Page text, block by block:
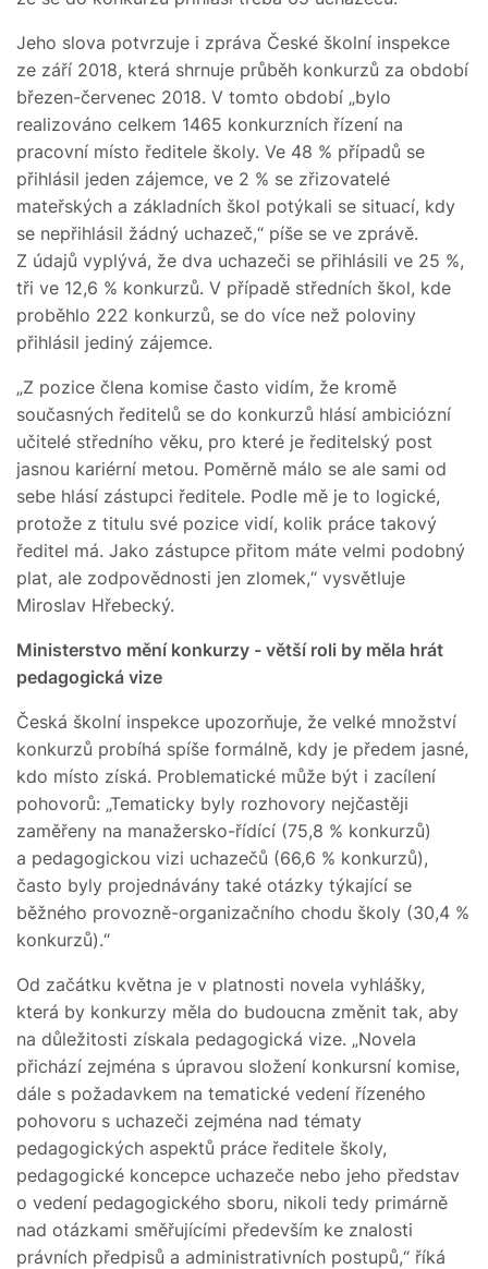
Jeho slova potvrzuje i zpráva České školní inspekce
ze září 2018, která shrnuje průběh konkurzů za období
březen-červenec 2018. V tomto období „bylo
realizováno celkem 1465 konkurzních řízení na
pracovní místo ředitele školy. Ve 48 % případů se
přihlásil jeden zájemce, ve 2 % se zřizovatelé
mateřských a základních škol potýkali se situací, kdy
se nepřihlásil žádný uchazeč,“ píše se ve zprávě.
Z údajů vyplývá, že dva uchazeči se přihlásili ve 25 %,
tři ve 12,6 % konkurzů. V případě středních škol, kde
proběhlo 222 konkurzů, se do více než poloviny
přihlásil jediný zájemce.
„Z pozice člena komise často vidím, že kromě
současných ředitelů se do konkurzů hlásí ambiciózní
učitelé středního věku, pro které je ředitelský post
jasnou kariérní metou. Poměrně málo se ale sami od
sebe hlásí zástupci ředitele. Podle mě je to logické,
protože z titulu své pozice vidí, kolik práce takový
ředitel má. Jako zástupce přitom máte velmi podobný
plat, ale zodpovědnosti jen zlomek,“ vysvětluje
Miroslav Hřebecký.
Ministerstvo mění konkurzy - větší roli by měla hrát
pedagogická vize
Česká školní inspekce upozorňuje, že velké množství
konkurzů probíhá spíše formálně, kdy je předem jasné,
kdo místo získá. Problematické může být i zacílení
pohovorů: „Tematicky byly rozhovory nejčastěji
zaměřeny na manažersko-řídící (75,8 % konkurzů)
a pedagogickou vizi uchazečů (66,6 % konkurzů),
často byly projednávány také otázky týkající se
běžného provozně-organizačního chodu školy (30,4 %
konkurzů).“
Od začátku května je v platnosti novela vyhlášky,
která by konkurzy měla do budoucna změnit tak, aby
na důležitosti získala pedagogická vize. „Novela
přichází zejména s úpravou složení konkursní komise,
dále s požadavkem na tematické vedení řízeného
pohovoru s uchazeči zejména nad tématy
pedagogických aspektů práce ředitele školy,
pedagogické koncepce uchazeče nebo jeho představ
o vedení pedagogického sboru, nikoli tedy primárně
nad otázkami směřujícími především ke znalosti
právních předpisů a administrativních postupů,“ říká